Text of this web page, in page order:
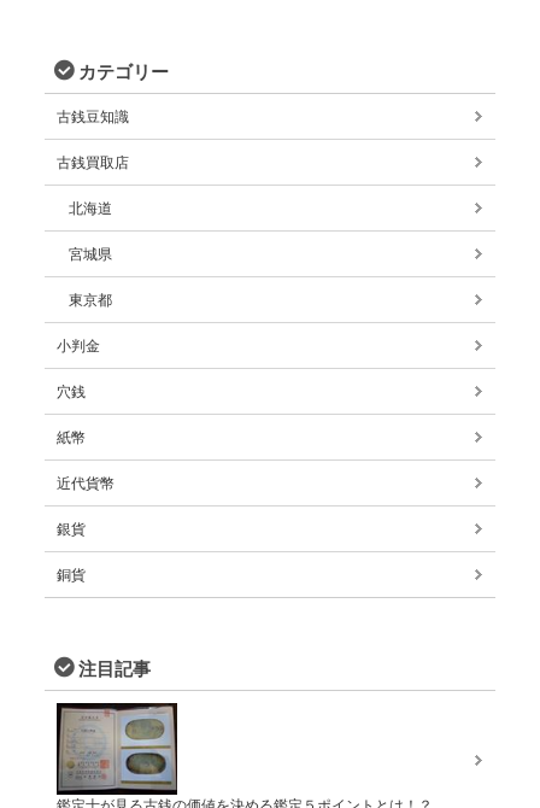
カテゴリー
古銭豆知識
古銭買取店
北海道
宮城県
東京都
小判金
穴銭
紙幣
近代貨幣
銀貨
銅貨
注目記事